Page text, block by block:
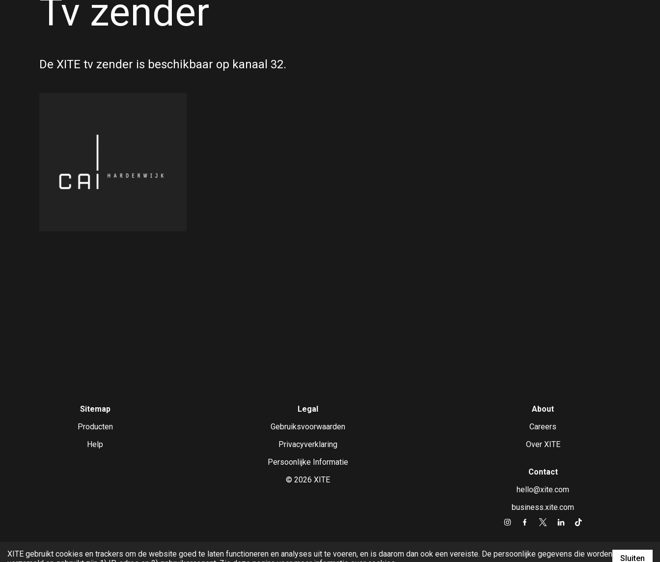
Tv zender
De XITE tv zender is beschikbaar op kanaal 32.
Sitemap
Producten
Help
Contact
hello@xite.com
business.xite.com
Legal
Gebruiksvoorwaarden
Privacyverklaring
Persoonlijke Informatie
©2026 XITE
About
Careers
Over XITE
XITE gebruikt cookies en trackers om de website goed te laten functioneren en analyses uit te voeren, en is daarom dan ook een vereiste. De persoonlijke gegevens die worden
Sluiten